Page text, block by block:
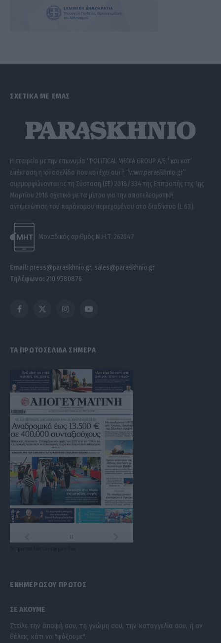
ΣΧΕΤΙΚΑ ΜΕ ΕΜΑΣ
Η εταιρεία με την επωνυμία “POLITICAL MEDIA GROUP A.E.” και κατ’
επέκταση η ιστοσελίδα που κατέχει αυτή “www.paraskhnio.gr”
συμμορφώνονται με τη Σύσταση (ΕΕ) 2018/334 της Επιτροπής της 1ης
Μαρτίου 2018 σχετικά με τα μέτρα για την αποτελεσματική
αντιμετώπιση του παράνομου περιεχομένου στο διαδίκτυο (L 63).
Μοναδικός αριθμός Μ.Η.Τ. 262047
Email: press@paraskhnio.gr, sales@paraskhnio.gr
Τηλέφωνο: 210 9580876
Facebook
X
InstagramYouTube
ΤΑ ΠΡΩΤΟΣΕΛΙΔΑ ΣΗΜΕΡΑ
ΕΝΗΜΕΡΩΣΟΥ ΠΡΩΤΟΣ
ΣΕ ΑΚΟΥΜΕ
Στείλε την άποψή σου, τη γνώμη σου, την καταγγελία σου, ή αν
θέλεις κάτι να "ψάξουμε".